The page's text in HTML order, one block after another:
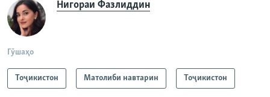
Нигораи Фазлиддин
Гӯшаҳо
Тоҷикистон Матолиби навтарин Тоҷикистон